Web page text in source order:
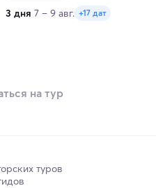
3 дня 7 – 9 авг. +17 дат
на тур
туров